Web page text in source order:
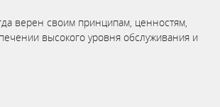
верен своим принципам, ценностям,
высокого уровня обслуживания и